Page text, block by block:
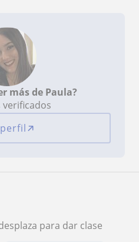
más de Paula?
para dar clase